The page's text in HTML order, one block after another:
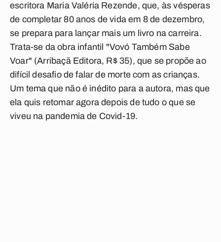
escritora Maria Valéria Rezende, que, às vésperas
de completar 80 anos de vida em 8 de dezembro,
se prepara para lançar mais um livro na carreira.
Trata-se da obra infantil "Vovó Também Sabe
Voar" (Arribaçã Editora, R$ 35), que se propõe ao
difícil desafio de falar de morte com as crianças.
Um tema que não é inédito para a autora, mas que
ela quis retomar agora depois de tudo o que se
viveu na pandemia de Covid-19.